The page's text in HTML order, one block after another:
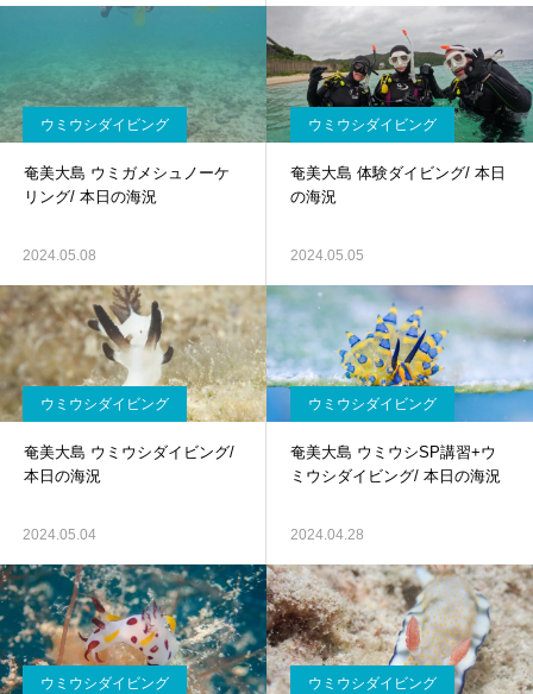
ウミウシダイビング
奄美大島 ウミガメシュノーケ
リング/ 本日の海況
2024.05.08
ウミウシダイビング
奄美大島 体験ダイビング/ 本日
の海況
2024.05.05
ウミウシダイビング
奄美大島 ウミウシダイビング/
本日の海況
2024.05.04
ウミウシダイビング
奄美大島 ウミウシSP講習+ウ
ミウシダイビング/ 本日の海況
2024.04.28
ウミウシダイビング ウミウシダイビング